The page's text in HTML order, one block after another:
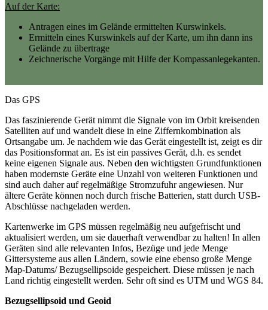
Auf der Karte:
Antragen eines im Gelände ermittelten Kurswinkels.
Ermitteln eines Kurswinkels auf der Karte, um ihn dann ins
Gelände zu übertrage
Zeichnerische Vorgänge mit Hilfe der Kompassanlegekanten.
Das GPS
Das faszinierende Gerät nimmt die Signale von im Orbit kreisenden
Satelliten auf und wandelt diese in eine Ziffernkombination als
Ortsangabe um. Je nachdem wie das Gerät eingestellt ist, zeigt es dir
das Positionsformat an. Es ist ein passives Gerät, d.h. es sendet
keine eigenen Signale aus. Neben den wichtigsten Grundfunktionen
haben modernste Geräte eine Unzahl von weiteren Funktionen und
sind auch daher auf regelmäßige Stromzufuhr angewiesen. Nur
ältere Geräte können noch durch frische Batterien, statt durch USB-
Abschlüsse nachgeladen werden.
Kartenwerke im GPS müssen regelmäßig neu aufgefrischt und
aktualisiert werden, um sie dauerhaft verwendbar zu halten! In allen
Geräten sind alle relevanten Infos, Bezüge und jede Menge
Gittersysteme aus allen Ländern, sowie eine ebenso große Menge
Map-Datums/ Bezugsellipsoide gespeichert. Diese müssen je nach
Land richtig eingestellt werden. Sehr oft sind es UTM und WGS 84.
Bezugsellipsoid und Geoid